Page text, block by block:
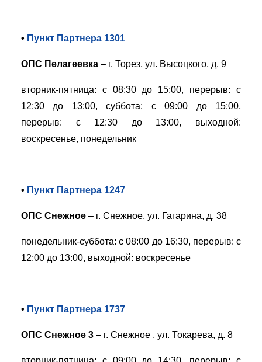
• Пункт Партнера 1301
ОПС Пелагеевка – г. Торез, ул. Высоцкого, д. 9
вторник-пятница: с 08:30 до 15:00, перерыв: с
12:30 до 13:00, суббота: с 09:00 до 15:00,
перерыв: с 12:30 до 13:00, выходной:
воскресенье, понедельник
• Пункт Партнера 1247
ОПС Снежное – г. Снежное, ул. Гагарина, д. 38
понедельник-суббота: с 08:00 до 16:30, перерыв: с
12:00 до 13:00, выходной: воскресенье
• Пункт Партнера 1737
ОПС Снежное 3 – г. Снежное , ул. Токарева, д. 8